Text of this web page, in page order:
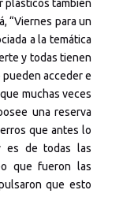
plásticos también
“Viernes para un
a la temática
y todas tienen
acceder e
muchas veces
una reserva
que antes lo
es de todas las
que fueron las
que esto